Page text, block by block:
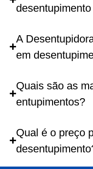
A
em
Quais são as
entupimentos?
Qual é o preço